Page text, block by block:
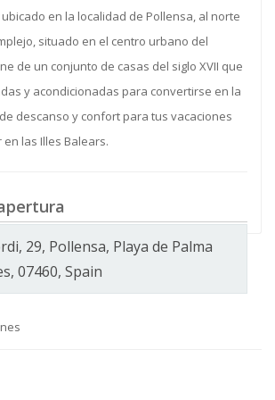
en la localidad de Pollensa, al norte
situado en el centro urbano del
de un conjunto de casas del siglo XVII que
y acondicionadas para convertirse en la
descanso y confort para tus vacaciones
las Illes Balears.
29, Pollensa, Playa de Palma
07460, Spain